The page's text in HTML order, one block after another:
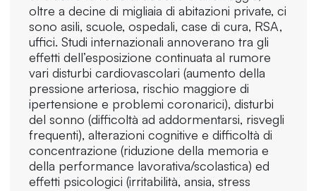
oltre a decine di migliaia di abitazioni private, ci
sono asili, scuole, ospedali, case di cura, RSA,
uffici. Studi internazionali annoverano tra gli
effetti dell’esposizione continuata al rumore
vari disturbi cardiovascolari (aumento della
pressione arteriosa, rischio maggiore di
ipertensione e problemi coronarici), disturbi
del sonno (difficoltà ad addormentarsi, risvegli
frequenti), alterazioni cognitive e difficoltà di
concentrazione (riduzione della memoria e
della performance lavorativa/scolastica) ed
effetti psicologici (irritabilità, ansia, stress